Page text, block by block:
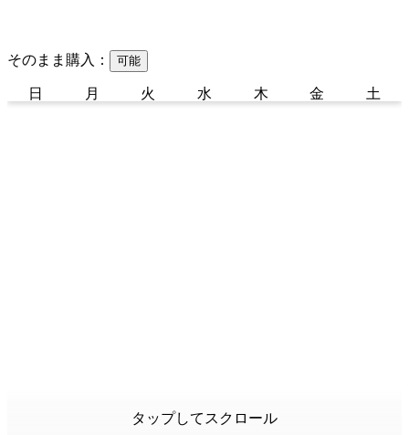
そのまま購入： 可能
日 月 火 水 木 金 土
タップしてスクロール